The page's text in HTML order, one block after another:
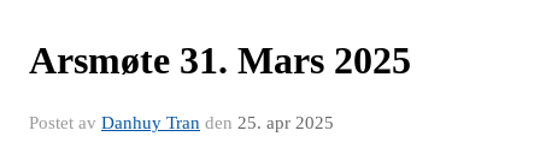
Arsmøte 31. Mars 2025
Postet av Danhuy Tran den 25. apr 2025